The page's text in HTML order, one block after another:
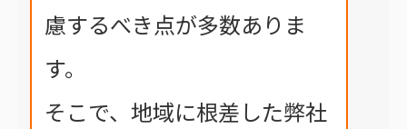
慮するべき点が多数ありま
す。
そこで、地域に根差した弊社